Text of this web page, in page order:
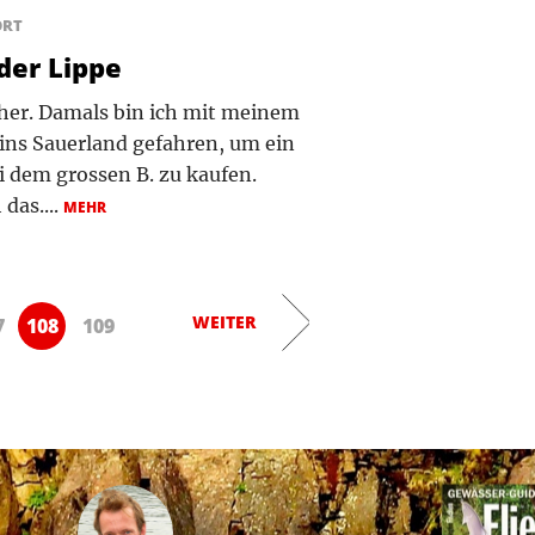
Lippe
Damals bin ich mit meinem
Sauerland gefahren, um ein
grossen B. zu kaufen.
MEHR
WEITER
108 109